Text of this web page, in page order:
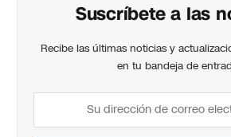
Suscríbete a las
Recibe las últimas noticias y
en tu bandeja de